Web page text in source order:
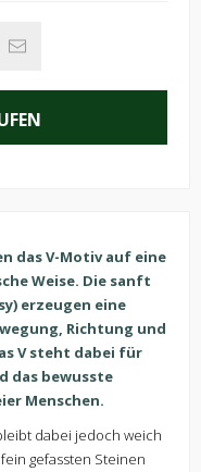
das V-Motiv auf eine
Weise. Die sanft
erzeugen eine
Richtung und
V steht dabei für
das bewusste
Menschen.
dabei jedoch weich
gefassten Steinen